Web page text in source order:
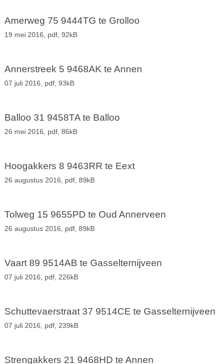
Amerweg 75 9444TG te Grolloo
19 mei 2016, pdf, 92kB
Annerstreek 5 9468AK te Annen
07 juli 2016, pdf, 93kB
Balloo 31 9458TA te Balloo
26 mei 2016, pdf, 86kB
Hoogakkers 8 9463RR te Eext
26 augustus 2016, pdf, 89kB
Tolweg 15 9655PD te Oud Annerveen
26 augustus 2016, pdf, 89kB
Vaart 89 9514AB te Gasselternijveen
07 juli 2016, pdf, 226kB
Schuttevaerstraat 37 9514CE te Gasselternijveen
07 juli 2016, pdf, 239kB
Strengakkers 21 9468HD te Annen